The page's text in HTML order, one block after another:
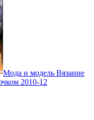
Мода и модель Вязание
2010-12